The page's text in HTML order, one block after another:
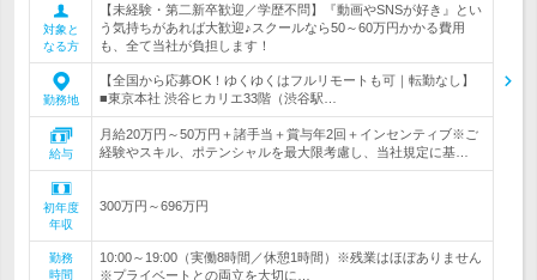
対象と
なる方
【未経験・第二新卒歓迎／学歴不問】『動画やSNSが好き』とい
う気持ちがあれば大歓迎♪スクールなら50～60万円かかる費用
も、全て当社が負担します！
勤務地
【全国から応募OK！ゆくゆくはフルリモートも可｜転勤なし】
■東京本社 渋谷ヒカリエ33階（渋谷駅…
給与
月給20万円～50万円＋諸手当＋賞与年2回＋インセンティブ※ご
経験やスキル、ポテンシャルを最大限考慮し、当社規定に基…
初年度
年収
300万円～696万円
勤務
時間
10:00～19:00（実働8時間／休憩1時間）※残業はほぼありません
※プライベートとの両立を大切に…